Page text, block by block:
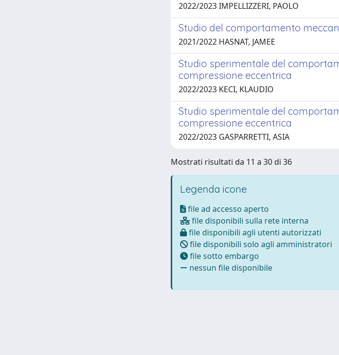
2022/2023 IMPELLIZZERI, PAOLO
Studio del comportamento
2021/2022 HASNAT, JAMEE
Studio sperimentale del
compressione eccentrica
2022/2023 KECI, KLAUDIO
Studio sperimentale del
compressione eccentrica
2022/2023 GASPARRETTI, ASIA
Mostrati risultati da 11 a 30 di 36
Legenda icone
file ad accesso aperto
file disponibili sulla rete interna
file disponibili agli utenti autorizzati
file disponibili solo agli amministratori
file sotto embargo
nessun file disponibile